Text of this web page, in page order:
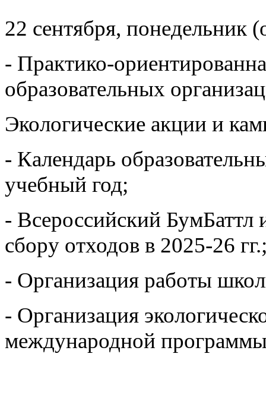
22 сентября, понедельник
- Практико-
образовательных
Экологические акции и
- Календарь
учебный год;
- Всероссийский БумБаттл
сбору отходов в 2025-26
- Организация работы
- Организация
международной